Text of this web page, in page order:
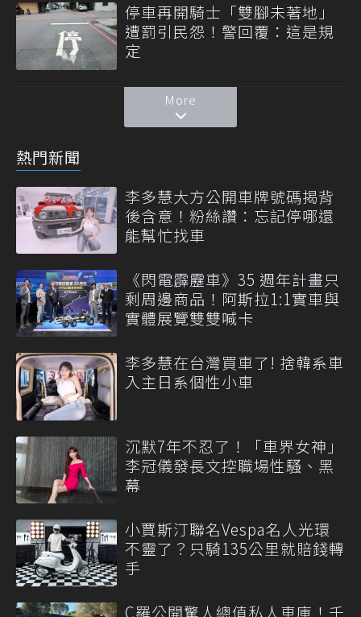
停車再開騎士「雙腳未著地」
遭罰引民怨！警回覆：這是規
定
More
熱門新聞
李多慧大方公開車牌號碼揭背
後含意！粉絲讚：忘記停哪還
能幫忙找車
《閃電霹靂車》35 週年計畫只
剩周邊商品！阿斯拉1:1實車與
實體展覽雙雙喊卡
李多慧在台灣買車了! 捨韓系車
入主日系個性小車
沉默7年不忍了！「車界女神」
李冠儀發長文控職場性騷、黑
幕
小賈斯汀聯名Vespa名人光環
不靈了？只騎135公里就賠錢轉
手
C羅公開驚人總值私人車庫！千